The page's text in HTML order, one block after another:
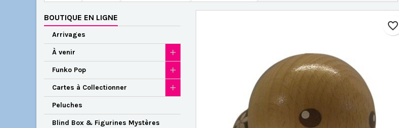
BOUTIQUE EN LIGNE
Arrivages
À venir
Funko Pop
Cartes à Collectionner
Peluches
Blind Box & Figurines Mystères
favorite_border